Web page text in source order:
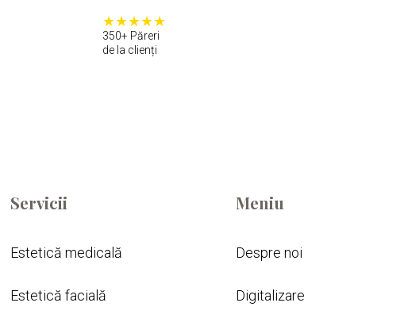
350+ Păreri
de la clienți
Servicii
Estetică medicală
Estetică facială
Meniu
Despre noi
Digitalizare